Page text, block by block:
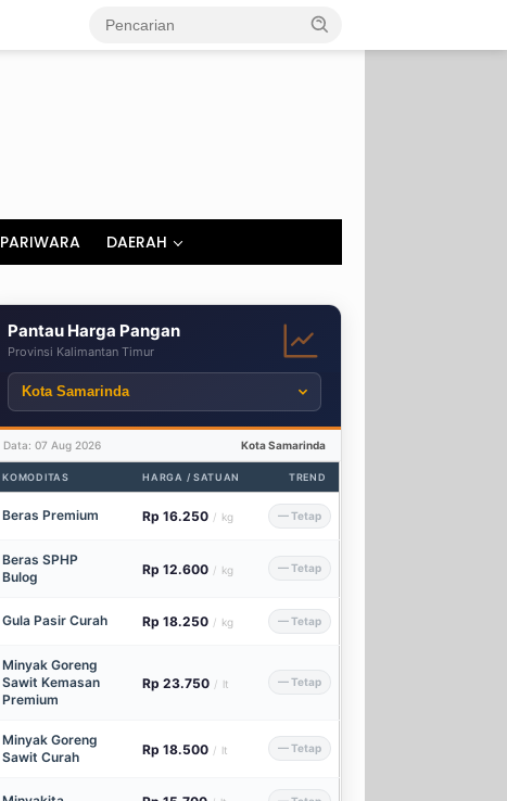
PARIWARA DAERAH
Pantau Harga Pangan
Provinsi Kalimantan Timur
Data: 07 Aug 2026 Kota Samarinda
KOMODITAS HARGA / SATUAN TREND
Beras Premium Rp 16.250 / kg — Tetap
Beras SPHP
Bulog
Rp 12.600 / kg — Tetap
Gula Pasir Curah Rp 18.250 / kg — Tetap
Minyak Goreng
Sawit Kemasan
Premium
Rp 23.750 / lt — Tetap
Minyak Goreng
Sawit Curah
Rp 18.500 / lt — Tetap